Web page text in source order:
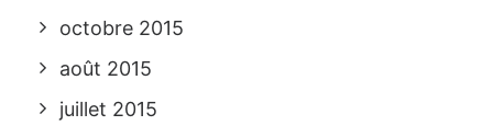
octobre 2015
août 2015
juillet 2015